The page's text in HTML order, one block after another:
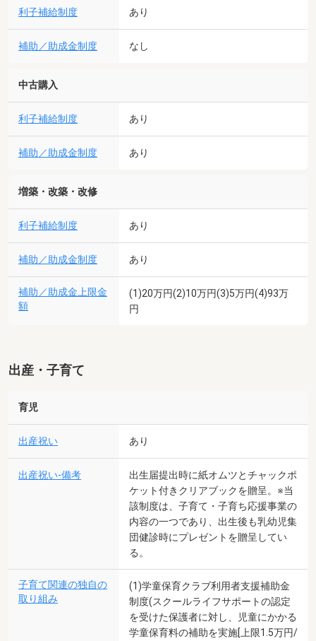
利子補給制度 あり
補助／助成金制度 なし
中古購入
利子補給制度 あり
補助／助成金制度 あり
増築・改築・改修
利子補給制度 あり
補助／助成金制度 あり
補助／助成金上限金
額
(1)20万円(2)10万円(3)5万円(4)93万
円
出産・子育て
育児
出産祝い あり
出産祝い-備考
出生届提出時に紙オムツとチャックポ
ケット付きクリアブックを贈呈。※当
該制度は、子育て・子育ち応援事業の
内容の一つであり、出生後も乳幼児集
団健診時にプレゼントを贈呈してい
る。
子育て関連の独自の
取り組み
(1)学童保育クラブ利用者支援補助金
制度(スクールライフサポートの認定
を受けた保護者に対し、児童にかかる
学童保育料の補助を実施[上限1.5万円/